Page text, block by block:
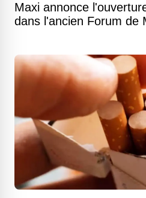
Maxi annonce
dans l'ancien Forum de